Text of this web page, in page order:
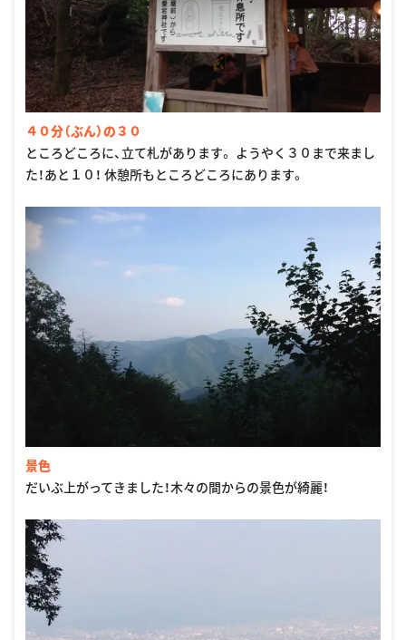
４０分（ぶん）の３０
ところどころに、立て札があります。 ようやく３０まで来まし
た！あと１０！ 休憩所もところどころにあります。
景色
だいぶ上がってきました！木々の間からの景色が綺麗！